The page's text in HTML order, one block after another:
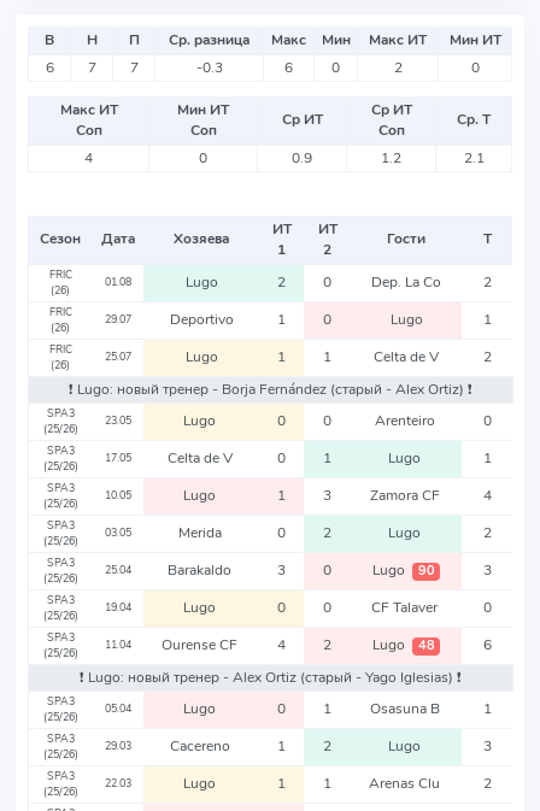
В Н П Ср. разница Макс Мин Макс ИТ
Мин ИТ
6
7 7 -0.3 6 0 2 0
Макс ИТ
Соп
Мин ИТ
Соп
Ср ИТ
Ср ИТ
Соп
Ср. Т
4
0 0.9 1.2 2.1
Сезон Дата Хозяева
ИТ
1
ИТ
2
Гости Т
FRIC
(26)
01.08 Lugo 2 0 Dep. La Co 2
FRIC
(26)
29.07 Deportivo 1 0 Lugo 1
FRIC
(26)
25.07 Lugo 1 1 Celta de V
2
❗️ Lugo: новый тренер - Borja Fernández (старый - Alex Ortiz) ❗️
SPA3
(25/26)
23.05 Lugo 0 0 Arenteiro 0
SPA3
(25/26)
17.05 Celta de V 0 1 Lugo 1
SPA3
(25/26)
10.05 Lugo 1 3 Zamora CF 4
SPA3
(25/26)
03.05 Merida 0 2 Lugo 2
SPA3
(25/26)
25.04 Barakaldo 3 0 Lugo 90 3
SPA3
(25/26)
19.04 Lugo 0 0 CF Talaver 0
SPA3
(25/26)
11.04 Ourense CF 4 2 Lugo 48
6
❗️ Lugo: новый тренер - Alex Ortiz (старый - Yago Iglesias) ❗️
SPA3
(25/26)
05.04 Lugo 0 1 Osasuna B 1
SPA3
(25/26)
29.03 Cacereno 1 2 Lugo 3
SPA3
(25/26)
22.03 Lugo 1 1 Arenas Clu 2